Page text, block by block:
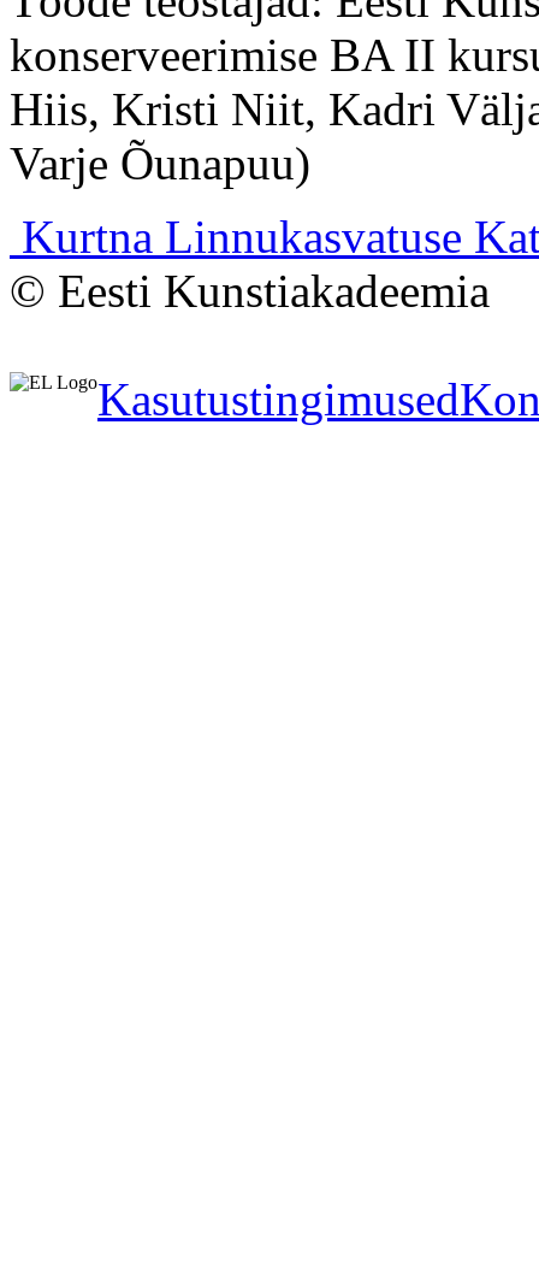
konserveerimise BA II
Hiis, Kristi Niit, Kadri
Varje Õunapuu)
Kurtna Linnukasvatuse
© Eesti Kunstiakadeemia
Kasutustingimused